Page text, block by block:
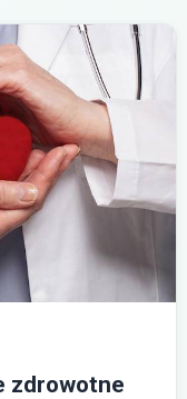
zdrowotne